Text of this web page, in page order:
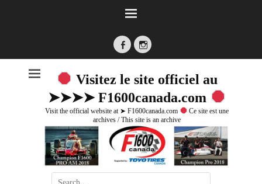
FacebookInstagram
Visitez le site officiel au
➤➤➤➤ F1600canada.com
Visit the official website at ➤ F1600canada.com
Ce site est une
archives / This site is an archive
Search